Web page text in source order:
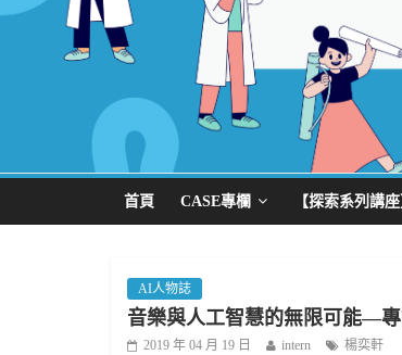
首頁 CASE專欄 【探索系列講座
AI人物誌
音樂與人工智慧的無限可能—
2019 年 04 月 19 日 intern 楊奕軒